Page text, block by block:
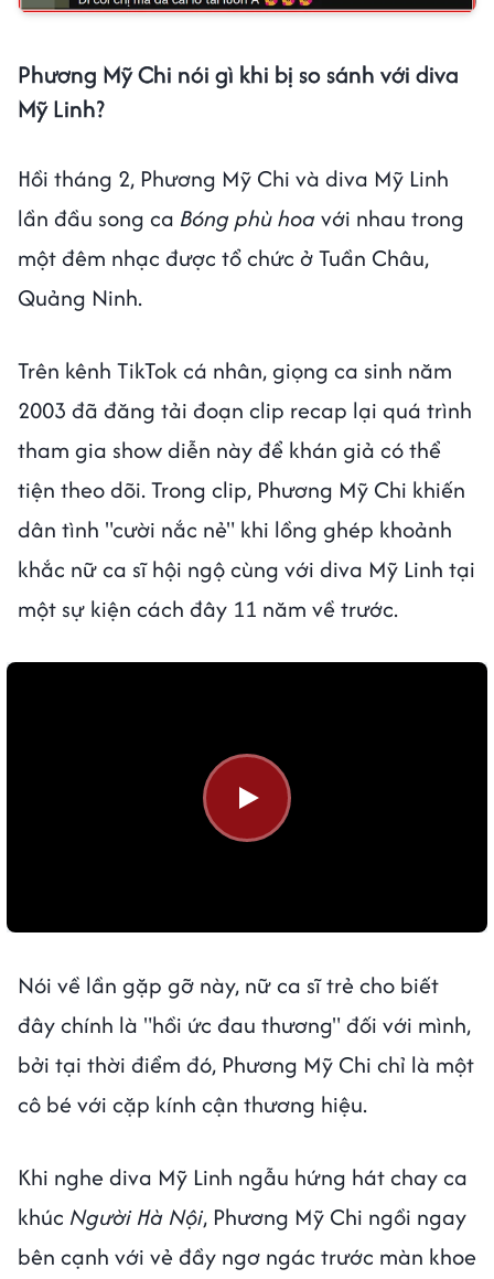
Phương Mỹ Chi nói gì khi bị so sánh với diva
Mỹ Linh?
Hồi tháng 2, Phương Mỹ Chi và diva Mỹ Linh
lần đầu song ca Bóng phù hoavới nhau trong
một đêm nhạc được tổ chức ở Tuần Châu,
Quảng Ninh.
Trên kênh TikTok cá nhân, giọng ca sinh năm
2003 đã đăng tải đoạn clip recap lại quá trình
tham gia show diễn này để khán giả có thể
tiện theo dõi. Trong clip, Phương Mỹ Chi khiến
dân tình "cười nắc nẻ" khi lồng ghép khoảnh
khắc nữ ca sĩ hội ngộ cùng với diva Mỹ Linh tại
một sự kiện cách đây 11 năm về trước.
Nói về lần gặp gỡ này, nữ ca sĩ trẻ cho biết
đây chính là "hồi ức đau thương" đối với mình,
bởi tại thời điểm đó, Phương Mỹ Chi chỉ là một
cô bé với cặp kính cận thương hiệu.
Khi nghe diva Mỹ Linh ngẫu hứng hát chay ca
khúc Người Hà Nội, Phương Mỹ Chi ngồi ngay
bên cạnh với vẻ đầy ngơ ngác trước màn khoe